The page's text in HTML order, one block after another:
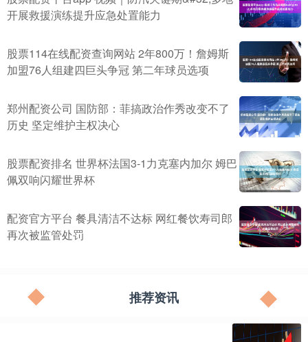
开展救援演练提升应急处置能力
股票114在线配资查询网站 2年800万！詹姆斯
加盟76人组建四巨头争冠 第二年球员选项
郑州配资公司 国防部：菲搞政治作秀改变不了
历史 坚定维护主权决心
股票配资排名 世界杯法国3-1力克塞内加尔 姆巴
佩双响闪耀世界杯
配资官方平台 餐具清洁不达标 网红餐饮寿司郎
再次被监管处罚
推荐资讯